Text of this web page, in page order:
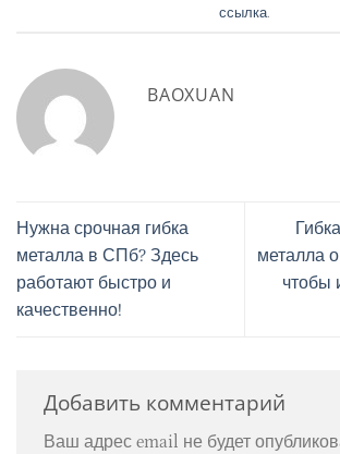
ссылка.
BAOXUAN
Нужна срочная гибка
металла в СПб? Здесь
работают быстро и
качественно!
металла
чтобы
Добавить комментарий
Ваш адрес email не будет